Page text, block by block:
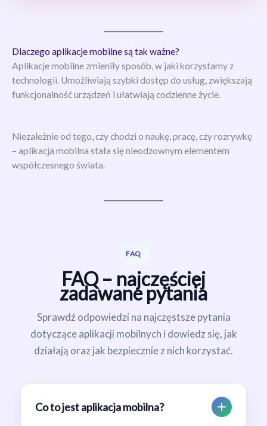
Dlaczego aplikacje mobilne są tak ważne?
Aplikacje mobilne zmieniły sposób, w jaki korzystamy z
technologii. Umożliwiają szybki dostęp do usług, zwiększają
funkcjonalność urządzeń i ułatwiają codzienne życie.
Niezależnie od tego, czy chodzi o naukę, pracę, czy rozrywkę
– aplikacja mobilna stała się nieodzownym elementem
współczesnego świata.
FAQ
FAQ – najczęściej
zadawane pytania
Sprawdź odpowiedzi na najczęstsze pytania
dotyczące aplikacji mobilnych i dowiedz się, jak
działają oraz jak bezpiecznie z nich korzystać.
Co to jest aplikacja mobilna?